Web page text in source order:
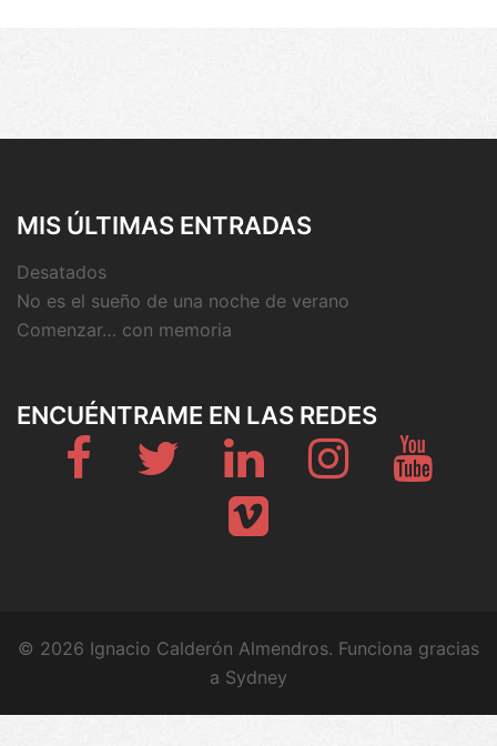
MIS ÚLTIMAS ENTRADAS
Desatados
No es el sueño de una noche de verano
Comenzar… con memoria
ENCUÉNTRAME EN LAS REDES
Fb Twitter Linkedin Instagram
Vimeo
© 2026 Ignacio Calderón Almendros. Funciona gracias
a Sydney